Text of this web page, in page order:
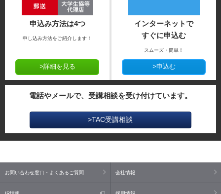
申込み方法は4つ
申し込み方法をご紹介します！
>詳細を見る
インターネットで
すぐに申込む
スムーズ・簡単！
>申込む
電話やメールで、受講相談を受け付けています。
>TAC受講相談
お問い合わせ窓口・よくあるご質問 会社情報